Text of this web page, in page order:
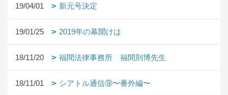
19/04/01 新元号決定
19/01/25 2019年の幕開けは
18/11/20 福間法律事務所 福間則博先生
18/11/01 シアトル通信⑨〜番外編〜